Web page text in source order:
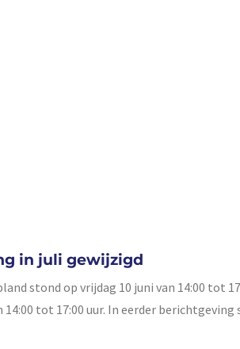
in juli gewijzigd
stond op vrijdag 10 juni van 14:00 tot
tot 17:00 uur. In eerder berichtgeving